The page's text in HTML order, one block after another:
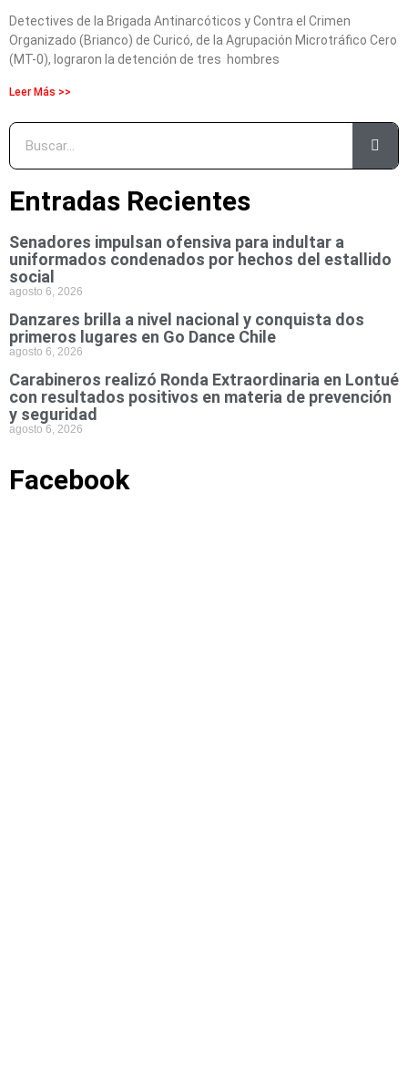
Detectives de la Brigada Antinarcóticos y Contra el Crimen
Organizado (Brianco) de Curicó, de la Agrupación Microtráfico Cero
(MT-0), lograron la detención de tres hombres
Leer Más >>
Entradas Recientes
Senadores impulsan ofensiva para indultar a
uniformados condenados por hechos del estallido
social
agosto 6, 2026
Danzares brilla a nivel nacional y conquista dos
primeros lugares en Go Dance Chile
agosto 6, 2026
Carabineros realizó Ronda Extraordinaria en Lontué
con resultados positivos en materia de prevención
y seguridad
agosto 6, 2026
Facebook